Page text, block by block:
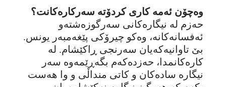
وەچۆن ئەمە کاری کردۆتە سەرکارەکانت؟
حەزم لە نیگارەکانی سەرگوزەشتەو
ئەفسانەکانە، وەکو چیرۆکی پێغەمبەر یونس.
بێ تاوانیەکەیان سەرنجی ڕاکێشام. لە
کارەکانمدا، حەزدەکەم بگەڕێمەوە سەر
نیگارە سادەکان و کاتی منداڵی و وا هەست